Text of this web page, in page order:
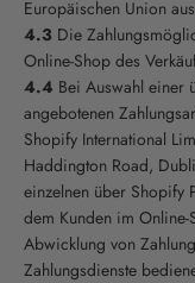
Europäischen Union
4.3 Die
Online-Shop des
4.4 Bei Auswahl einer
angebotenen
Shopify International
Haddington Road,
einzelnen über Shopify
dem Kunden im
Abwicklung von
Zahlungsdienste